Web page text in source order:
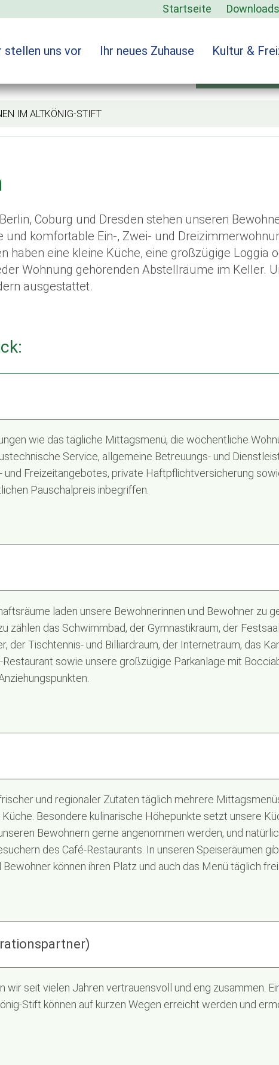
Startseite Downloads
stellen uns vor Ihr neues Zuhause Kultur &
IM ALTKÖNIG-STIFT
Coburg und Dresden stehen unseren
und komfortable Ein-, Zwei- und
haben eine kleine Küche, eine großzügige Loggia
Wohnung gehörenden Abstellräume im Keller.
ausgestattet.
wie das tägliche Mittagsmenü, die wöchentliche
Service, allgemeine Betreuungs- und
Freizeitangebotes, private Haftpflichtversicherung
Pauschalpreis inbegriffen.
laden unsere Bewohnerinnen und Bewohner zu
zählen das Schwimmbad, der Gymnastikraum, der
der Tischtennis- und Billiardraum, der Internetraum, das
sowie unsere großzügige Parkanlage mit
und regionaler Zutaten täglich mehrere
Besondere kulinarische Höhepunkte setzt unsere
Bewohnern gerne angenommen werden, und
des Café-Restaurants. In unseren Speiseräumen
können ihren Platz und auch das Menü täglich
seit vielen Jahren vertrauensvoll und eng zusammen.
Stift können auf kurzen Wegen erreicht werden und